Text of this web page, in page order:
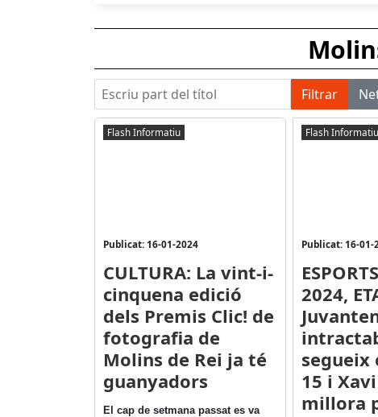
Escriu part del títol Filtrar
Flash Informatiu
Publicat: 16-01-2024
CULTURA: La vint-i-
cinquena edició
dels Premis Clic! de
fotografia de
Molins de Rei ja té
guanyadors
El cap de setmana passat es va
Flash Informatiu
Publicat: 16-01-
2024,
segueix
15 i
millora